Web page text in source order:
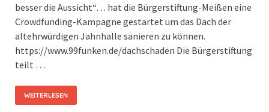
besser die Aussicht“… hat die Bürgerstiftung-Meißen eine
Crowdfunding-Kampagne gestartet um das Dach der
altehrwürdigen Jahnhalle sanieren zu können.
https://www.99funken.de/dachschaden Die Bürgerstiftung
teilt …
WEITERLESEN